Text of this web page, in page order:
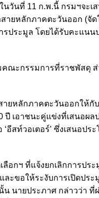
นวันที่ 11 ก.พ.นี้ กรมฯจะเ
ยหลักภาคตะวันออก (จัด
ประมูล โดยได้รับคะแนน
คณะกรรมการที่ราชพัสดุ ส่
ายหลักภาคตะวันออกให้กั
ปี เอาชนะคู่แข่งที่เสนอผล
สท์วอเตอร์’ ซึ่งเสนอปร
อกฯ ที่แจ้งยกเลิกการประ
ะขอให้ระงับการเปิดประ
น นายประภาศ กล่าวว่า ที่